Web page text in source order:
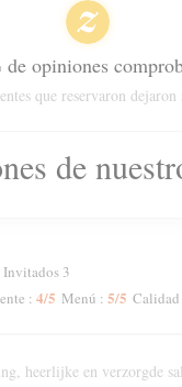
de
3
: 4/5 Menú : 5/5 Calidad
heerlijke en verzorgde
de opiniones
que reservaron